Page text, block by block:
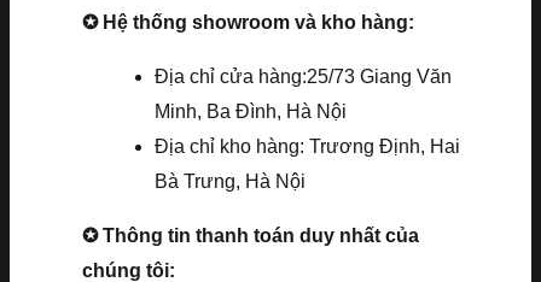
✪ Hệ thống showroom và kho hàng:
Địa chỉ cửa hàng:25/73 Giang Văn
Minh, Ba Đình, Hà Nội
Địa chỉ kho hàng: Trương Định, Hai
Bà Trưng, Hà Nội
✪ Thông tin thanh toán duy nhất của
chúng tôi: